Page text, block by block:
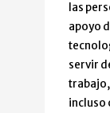
las
apoyo
servir
trabajo,
incluso